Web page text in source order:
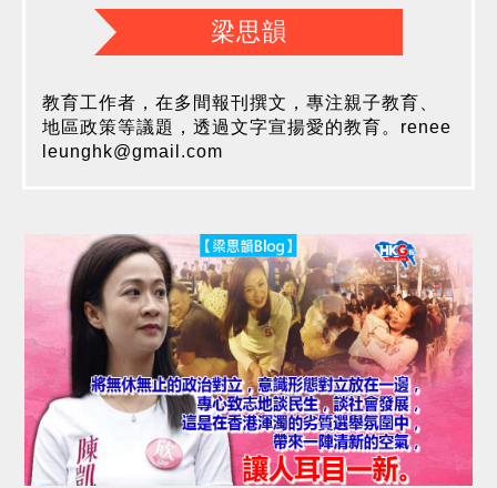
梁思韻
教育工作者，在多間報刊撰文，專注親子教育、
地區政策等議題，透過文字宣揚愛的教育。 renee
leunghk@gmail.com